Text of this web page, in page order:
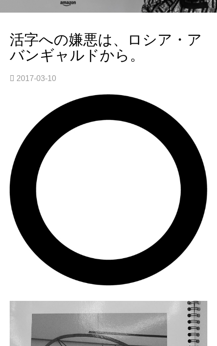
活字への嫌悪は、ロシア・ア
バンギャルドから。
2017-03-10